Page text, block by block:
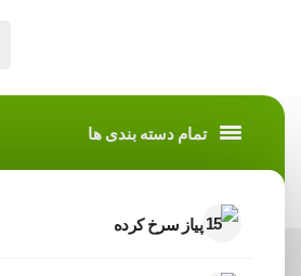
تمام دسته بندی ها
پیاز سرخ کرده